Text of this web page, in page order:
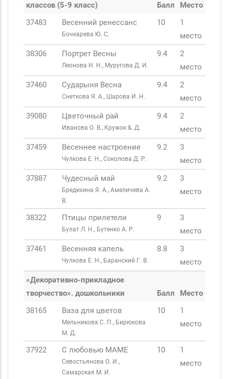
классов (5-9 класс)
Балл
Место
37483
Весенний ренессанс
Бочкарева Ю. С.
10
1
место
38306
Портрет Весны
Леонова Н. Н., Муругова Д. И.
9.4
2
место
37460
Сударыня Весна
Снеткова Я. А., Шарова И. Н.
9.4
2
место
39080
Цветочный рай
Иванова О. В., Кружок &. Д.
9.4
2
место
37459
Весеннее настроение
Чулкова Е. Н., Соколова Д. Р.
9.2
3
место
37887
Чудесный май
Бредихина Я. А., Амеличева А.
В.
9.2
3
место
38322 Птицы прилетели
Булат Л. Н., Бутенко А. Р.
9
3
место
37461
Весенняя капель
Чулкова Е. Н., Баранский Г. В.
8.8
3
место
«Декоративно-прикладное
творчество». дошкольники
Балл
Место
38165
Ваза для цветов
Мельникова С. П., Бирюкова
М. Д.
10
1
место
37922 С любовью МАМЕ
Севостьянова О. И.,
Самарская М. И.
10
1
место